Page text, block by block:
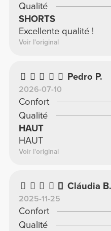
Qualité
SHORTS
Excellente qualité !
Voir l'original
Pedro P.
2026-07-10
Confort
Qualité
HAUT
HAUT
Voir l'original
Cláudia B.
2025-11-25
Confort
Qualité